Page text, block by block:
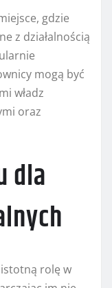
gdzie
z działalnością
mogą być
władz
oraz
dla
rolę w